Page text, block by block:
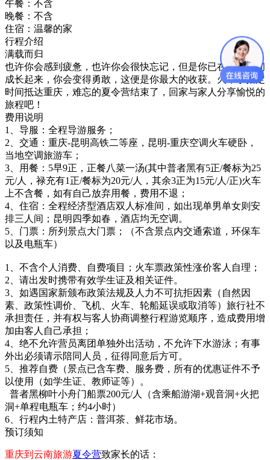
午餐： 不含
晚餐： 不含
住宿： 温馨的家
行程介绍
满载而归
也许你会感到疲惫，也许你会很快忘记，但是你已在不经意间
成长起来，你会变得勇敢，这便是你最大的收获。火车于指定
时间抵达重庆，难忘的夏令营结束了，回家与家人分享愉悦的
旅程吧！
费用说明
1、导服：全程导游服务；
2、交通：重庆-昆明高铁二等座，昆明-重庆空调火车硬卧，
当地空调旅游车；
3、用餐：5早9正，正餐八菜一汤(其中普者黑有5正/餐标为25
元/人，禄充有1正/餐标为20元/人，其余3正为15元/人/正)火车
上不含餐，如有自己放弃用餐，费用不退；
4、住宿：全程经济型酒店双人标准间，如出现单男单女则安
排三人间；昆明四季如春，酒店均无空调。
5、门票：所列景点大门票；（不含景点内交通索道，环保车
以及电瓶车）
1、不含个人消费、自费项目；火车票政策性涨价客人自理；
2、请出发时携带有效学生证及相关证件。
3、如遇国家新颁布政策法规及人力不可抗拒因素（自然因
素、政策性调价、飞机、火车、轮船延误或取消等）旅行社不
承担责任，并有权与客人协商调整行程游览顺序，造成费用增
加由客人自己承担；
4、绝不允许营员离团单独外出活动，不允许下水游泳；有事
外出必须请示陪同人员，征得同意后方可。
5、推荐自费（景点已含车费、服务费，所有的优惠证件不予
以使用（如学生证、教师证等）。
普者黑柳叶小舟门船票200元/人（含乘船游湖+观音洞+火把
洞+单程电瓶车；约4小时）
6、行程内土特产店：普洱茶、鲜花市场。
预订须知
重庆到云南旅游夏令营致家长的话：